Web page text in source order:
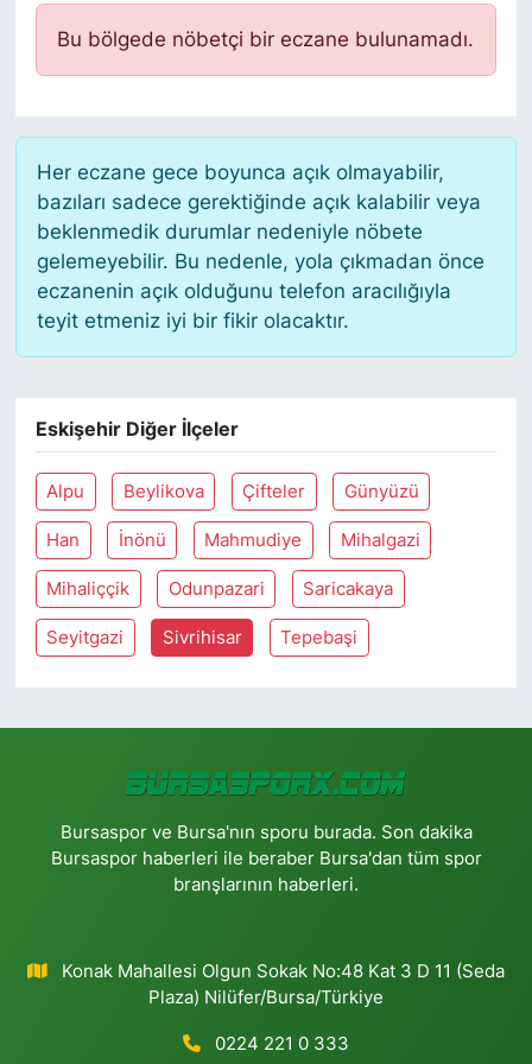
Bu bölgede nöbetçi bir eczane bulunamadı.
Her eczane gece boyunca açık olmayabilir,
bazıları sadece gerektiğinde açık kalabilir veya
beklenmedik durumlar nedeniyle nöbete
gelemeyebilir. Bu nedenle, yola çıkmadan önce
eczanenin açık olduğunu telefon aracılığıyla
teyit etmeniz iyi bir fikir olacaktır.
Eskişehir Diğer İlçeler
Alpu Beylikova Çifteler Günyüzü
Han İnönü Mahmudiye Mihalgazi
Mihaliççik Odunpazari Saricakaya
Seyitgazi Sivrihisar Tepebaşi
Bursaspor ve Bursa'nın sporu burada. Son dakika
Bursaspor haberleri ile beraber Bursa'dan tüm spor
branşlarının haberleri.
Konak Mahallesi Olgun Sokak No:48 Kat 3 D 11 (Seda
Plaza) Nilüfer/Bursa/Türkiye
0224 221 0 333